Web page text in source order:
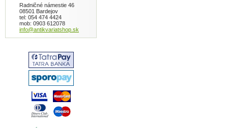
Radničné námestie 46
08501 Bardejov
tel: 054 474 4424
mob: 0903 612078
info@antikvariatshop.sk